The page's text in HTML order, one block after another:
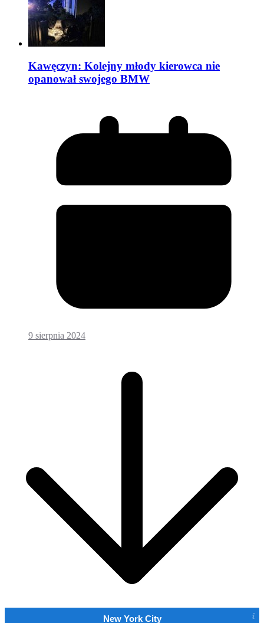
Kawęczyn: Kolejny młody kierowca nie
opanował swojego BMW
9 sierpnia 2024
New York City